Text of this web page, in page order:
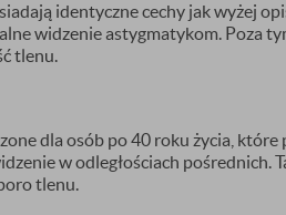
identyczne cechy jak wyżej
widzenie astygmatykom. Poza
tlenu.
dla osób po 40 roku życia,
w odległościach pośrednich.
tlenu.